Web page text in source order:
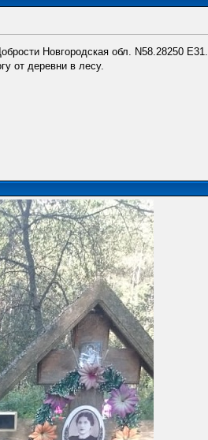
Новгородская обл. N58.28250
от деревни в лесу.